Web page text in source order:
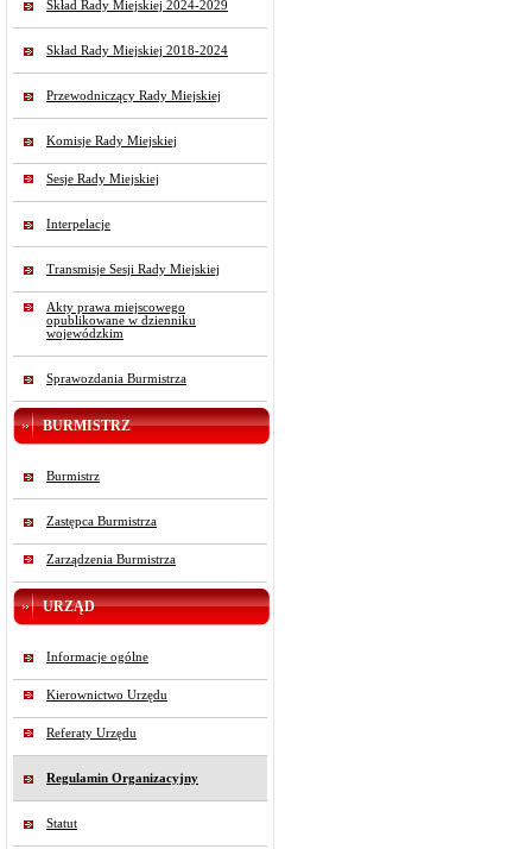
Skład Rady Miejskiej 2024-2029
Skład Rady Miejskiej 2018-2024
Przewodniczący Rady Miejskiej
Komisje Rady Miejskiej
Sesje Rady Miejskiej
Interpelacje
Transmisje Sesji Rady Miejskiej
Akty prawa miejscowego
opublikowane w dzienniku
wojewódzkim
Sprawozdania Burmistrza
BURMISTRZ
Burmistrz
Zastępca Burmistrza
Zarządzenia Burmistrza
URZĄD
Informacje ogólne
Kierownictwo Urzędu
Referaty Urzędu
Regulamin Organizacyjny
Statut